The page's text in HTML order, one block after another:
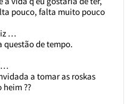
pouco, falta muito pouco
…
questão de tempo.
…
a tomar as roskas
??